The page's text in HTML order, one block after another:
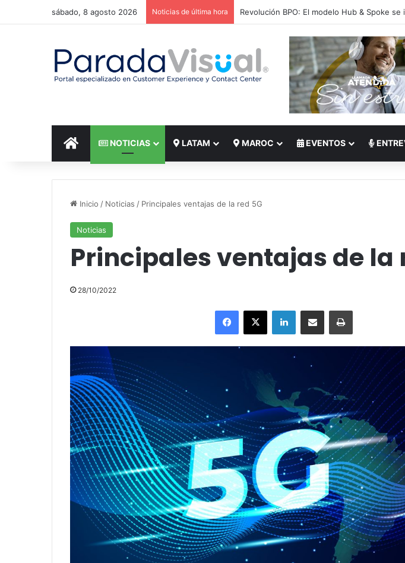
sábado, 8 agosto 2026 Noticias de última hora El reto del Nearshoring: Crisis de talento
INICIO NOTICIAS LATAM MAROC EVENTOS
Inicio / Noticias / Principales ventajas de la red 5G
Noticias
Principales ventajas de la
28/10/2022
Facebook
X LinkedInCompartir por correo electrónicoImprimir